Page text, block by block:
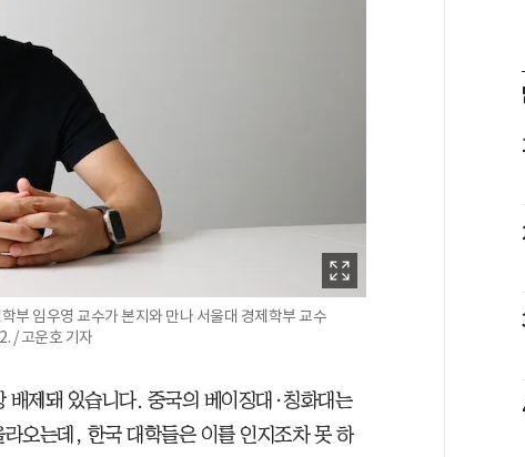
부 임우영 교수가 본지와 만나 서울대 경제학부 교수
/ 고운호 기자
배제돼 있습니다. 중국의 베이징대·칭화대는
오는데, 한국 대학들은 이를 인지조차 못 하